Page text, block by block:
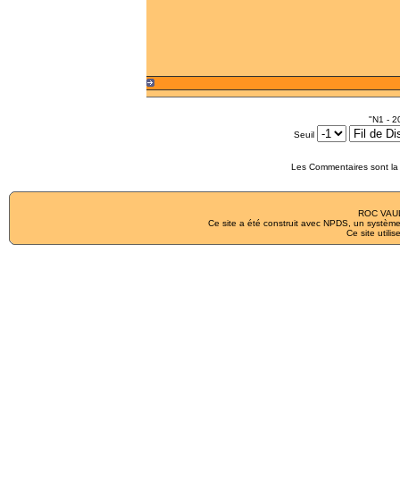
"N1 -
Seuil
Les Commentaires sont
ROC
Ce site a été construit avec NPDS , un
Ce site